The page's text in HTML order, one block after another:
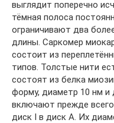
выглядит поперечно
тёмная полоса
ограничивают два
длины. Саркомер
состоит из
типов. Толстые нити
состоят из белка
форму, диаметр 10 нм и
включают прежде
диск I в диск A. Их